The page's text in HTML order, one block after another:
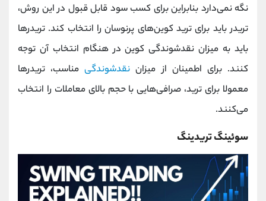
نگه نمی‌دارد بنابراین برای کسب سود قابل قبول در این روش،
تریدر باید برای ترید کوین‌های پرنوسان را انتخاب کند. تریدرها
باید به میزان نقدشوندگی کوین در هنگام انتخاب آن توجه
کنند. برای اطمینان از میزان نقدشوندگیمناسب، تریدرها
معمولا برای ترید، صرافی‌هایی با حجم بالای معاملات را انتخاب
می‌کنند.
سوئینگ تریدینگ